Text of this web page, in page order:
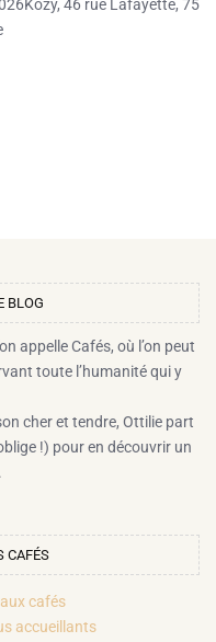
46 rue Lafayette, 75
BLOG​
appelle Cafés, où l’on peut
toute l’humanité qui y
cher et tendre, Ottilie part
!) pour en découvrir un
CAFÉS
cafés
accueillants